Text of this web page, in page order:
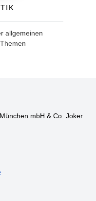
allgemeinen
mbH & Co. Joker